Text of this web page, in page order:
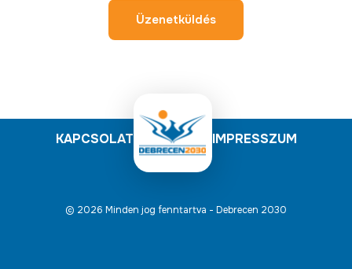
Üzenetküldés
KAPCSOLAT IMPRESSZUM
© 2026 Minden jog fenntartva - Debrecen 2030